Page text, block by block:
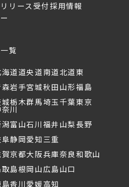
リース受付採用情報
覧
道道央道南道北道東
岩手宮城秋田山形福島
栃木群馬埼玉千葉東京
川
富山石川福井山梨長野
阜静岡愛知三重
京都大阪兵庫奈良和歌山
島根岡山広島山口
香川愛媛高知